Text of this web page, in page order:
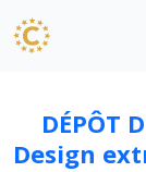
DÉPÔT
Design